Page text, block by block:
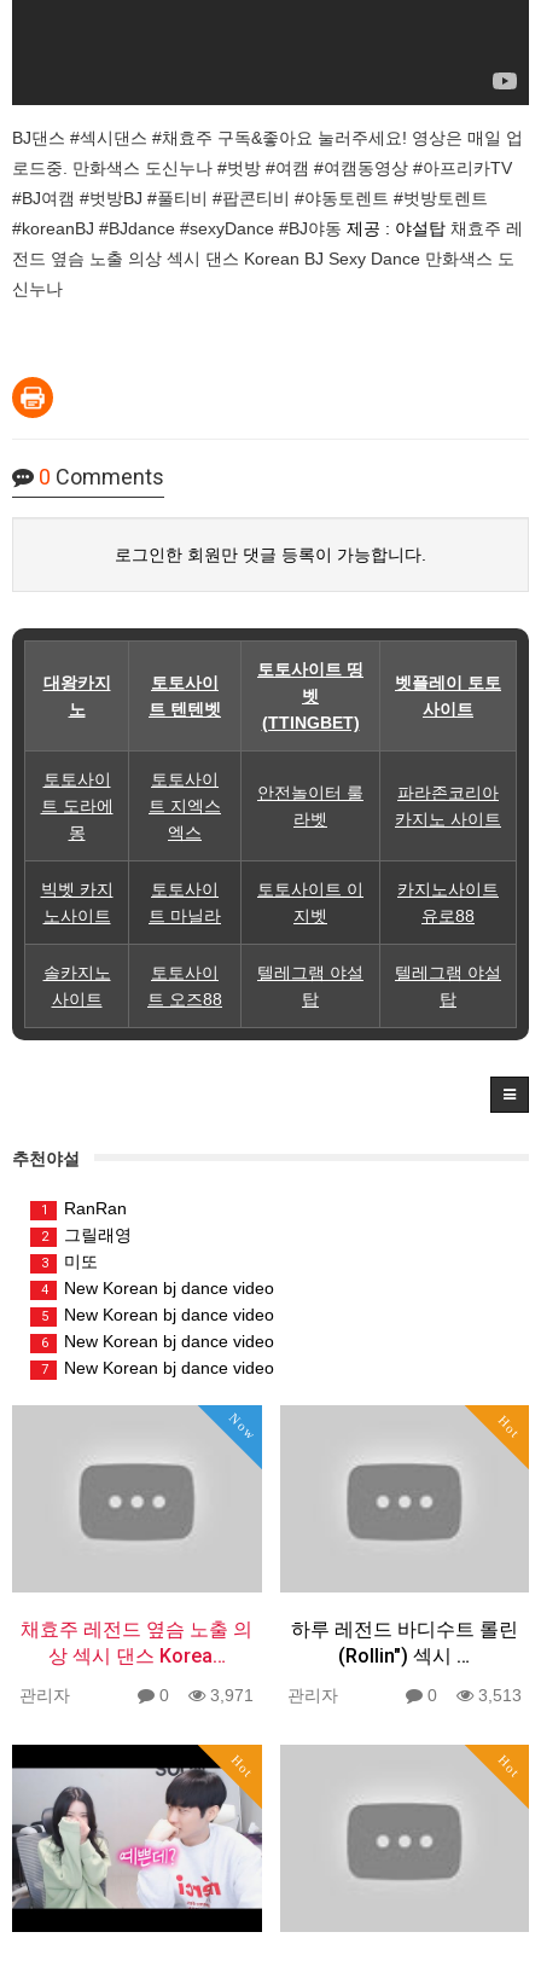
BJ댄스 #섹시댄스 #채효주 구독&좋아요 눌러주세요! 영상은 매일 업
로드중. 만화색스 도신누나 #벗방 #여캠 #여캠동영상 #아프리카TV
#BJ여캠 #벗방BJ #풀티비 #팝콘티비 #야동토렌트 #벗방토렌트
#koreanBJ #BJdance #sexyDance #BJ야동 제공 : 야설탑 채효주 레
전드 옆슴 노출 의상 섹시 댄스 Korean BJ Sexy Dance 만화색스 도
신누나
0 Comments
로그인한 회원만 댓글 등록이 가능합니다.
대왕카지
노
토토사이
트 텐텐벳
토토사이트 띵
벳
(TTINGBET)
벳플레이 토토
사이트
토토사이
트 도라에
몽
토토사이
트 지엑스
엑스
안전놀이터 룰
라벳
파라존코리아
카지노 사이트
빅벳 카지
노사이트
토토사이
트 마닐라
토토사이트 이
지벳
카지노사이트
유로88
솔카지노
사이트
토토사이
트 오즈88
텔레그램 야설
탑
텔레그램 야설
탑
추천야설
1 RanRan
2 그릴래영
3 미또
4 New Korean bj dance video
5 New Korean bj dance video
6 New Korean bj dance video
7 New Korean bj dance video
Now
채효주 레전드 옆슴 노출 의
상 섹시 댄스 Korea…
관리자 0 3,971
Hot
하루 레전드 바디수트 롤린
(Rollin") 섹시 …
관리자 0 3,513
Hot Hot